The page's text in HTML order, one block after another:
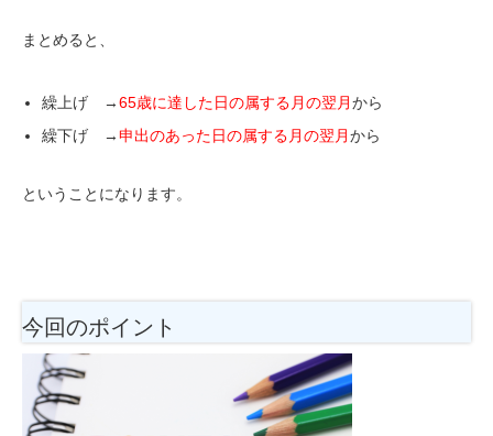
まとめると、
繰上げ →65歳に達した日の属する月の翌月から
繰下げ →申出のあった日の属する月の翌月から
ということになります。
今回のポイント